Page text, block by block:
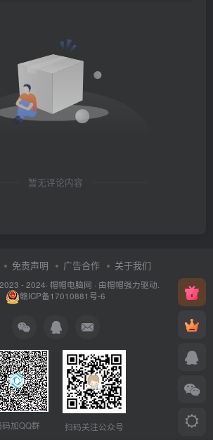
暂无评论内容
免责声明 广告合作 关于我们
- 2024· 帽帽电脑网 · 由帽帽强力驱动.
赣ICP备17010881号-6
码加QQ群 扫码关注公众号